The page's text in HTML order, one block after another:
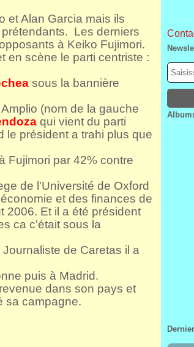
et Alan Garcia mais ils
Les derniers
à Keiko Fujimori.
en scène le parti centriste :
sous la bannière
(nom de la gauche
qui vient du parti
le président a trahi plus que
Fujimori par 42% contre
de l'Université de Oxford
et des finances de
2006. Et il a été président
ca c'était sous la
de Caretas il a
puis à Madrid.
dans son pays et
sa campagne.
Mars
Avril
Mai
Juin
Mai
Juin
Mai
Août
Juin
Mai
Juin
Mai